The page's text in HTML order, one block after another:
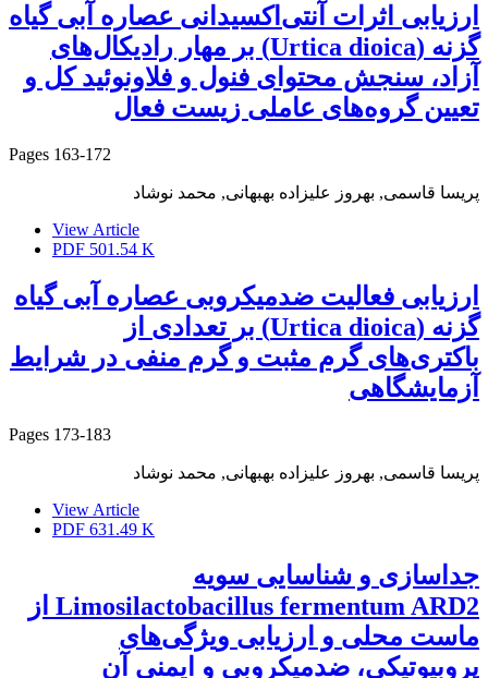
ارزیابی اثرات آنتی‌اکسیدانی عصاره آبی گیاه
گزنه (Urtica dioica) بر مهار رادیکال‌های
آزاد، سنجش محتوای فنول و فلاونوئید کل و
تعیین گروه‌های عاملی زیست فعال
Pages 163-172
پریسا قاسمی, بهروز علیزاده بهبهانی, محمد نوشاد
View Article
PDF 501.54 K
ارزیابی فعالیت ضد‌میکروبی عصاره آبی گیاه
گزنه (Urtica dioica) بر تعدادی از
باکتری‌های گرم مثبت و گرم منفی در شرایط
آزمایشگاهی
Pages 173-183
پریسا قاسمی, بهروز علیزاده بهبهانی, محمد نوشاد
View Article
PDF 631.49 K
جداسازی و شناسایی سویه
Limosilactobacillus fermentum ARD2 از
ماست محلی و ارزیابی ویژگی‌های
پروبیوتیکی، ضدمیکروبی و ایمنی آن